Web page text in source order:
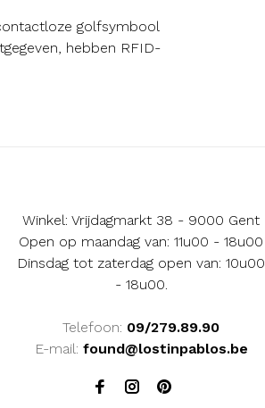
golfsymbool
hebben RFID-
Winkel: Vrijdagmarkt 38 - 9000 Gent
Open op maandag van: 11u00 - 18u00
Dinsdag tot zaterdag open van: 10u00
- 18u00.
Telefoon: 09/279.89.90
E-mail: found@lostinpablos.be